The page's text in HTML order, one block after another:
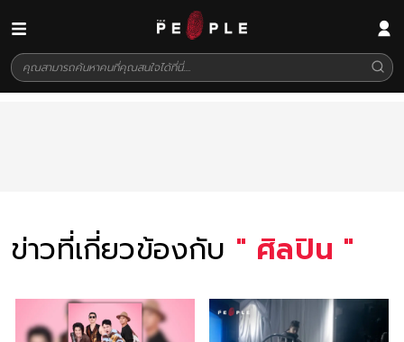
ข่าวที่เกี่ยวข้องกับ " ศิลปิน "